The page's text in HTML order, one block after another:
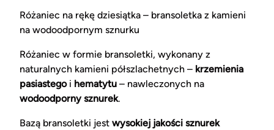
Różaniec na rękę dziesiątka – bransoletka z kamieni
na wodoodpornym sznurku
Różaniec w formie bransoletki, wykonany z
naturalnych kamieni półszlachetnych – krzemienia
pasiastegoi hematytu – nawleczonych na
wodoodporny sznurek.
Bazą bransoletki jest wysokiej jakości sznurek